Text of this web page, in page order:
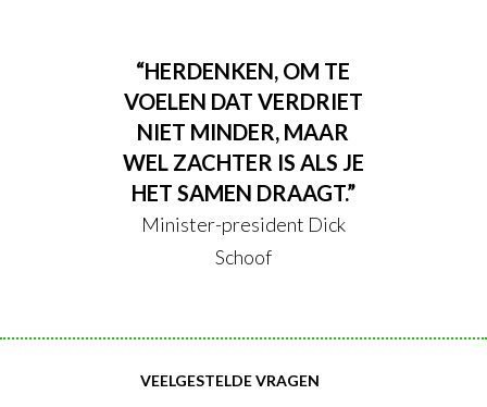
“HERDENKEN, OM TE
VOELEN DAT VERDRIET
NIET MINDER, MAAR
WEL ZACHTER IS ALS JE
HET SAMEN DRAAGT.”
Minister-president Dick
Schoof
VEELGESTELDE VRAGEN